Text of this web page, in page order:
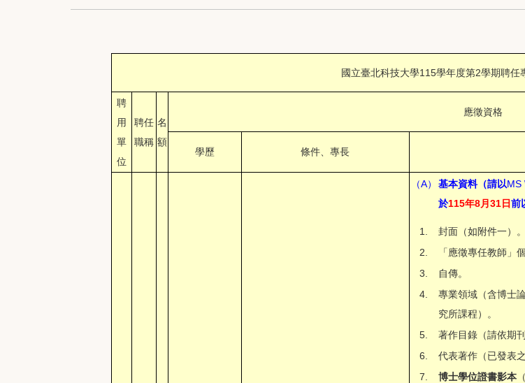
國立臺北科技大學115學年度第2學期聘任
聘
用
單
位
聘任
職稱
名
額
應徵資格
學歷 條件、專長
（A） 基本資料（請以MS
於115年8月31日前
1.
封面（如附件一）。
2.
「應徵專任教師」
3.
自傳。
4.
專業領域（含博士
究所課程）。
5.
著作目錄（請依期
6.
代表著作（已發表
7.
博士學位證書影本